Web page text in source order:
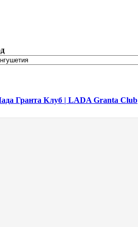
Гранта Клуб | LADA Granta Club